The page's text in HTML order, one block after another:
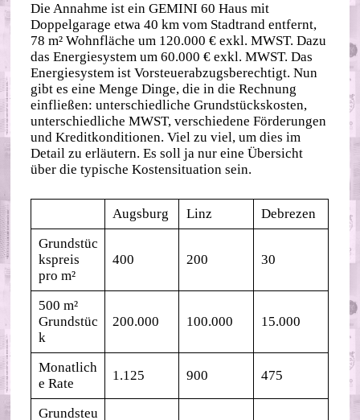
Die Annahme ist ein GEMINI 60 Haus mit
Doppelgarage etwa 40 km vom Stadtrand entfernt,
78 m² Wohnfläche um 120.000 € exkl. MWST. Dazu
das Energiesystem um 60.000 € exkl. MWST. Das
Energiesystem ist Vorsteuerabzugsberechtigt. Nun
gibt es eine Menge Dinge, die in die Rechnung
einfließen: unterschiedliche Grundstückskosten,
unterschiedliche MWST, verschiedene Förderungen
und Kreditkonditionen. Viel zu viel, um dies im
Detail zu erläutern. Es soll ja nur eine Übersicht
über die typische Kostensituation sein.
Augsburg Linz
Debrezen
Grundstüc
kspreis
pro m²
400 200 30
500 m²
Grundstüc
k
200.000 100.000 15.000
Monatlich
e Rate
1.125 900 475
Grundsteu